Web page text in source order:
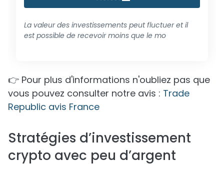
La valeur des investissements peut fluctuer et il
est possible de recevoir moins que le mo
👉 Pour plus d'informations n'oubliez pas que
vous pouvez consulter notre avis : Trade
Republic avis France
Stratégies d’investissement
crypto avec peu d’argent